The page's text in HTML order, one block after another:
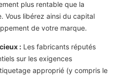
plus rentable que la
Vous libérez ainsi du capital
de votre marque.
: Les fabricants réputés
sur les exigences
approprié (y compris le